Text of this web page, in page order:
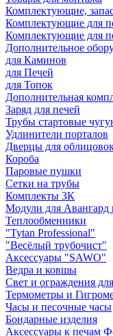
Комплектующие,
Комплектующие для
Комплектующие для
Дополнительное
для Каминов
для Печей
для Топок
Дополнительная
Заряд для печей
Трубы стартовые
Удлинители порталов
Дверцы для
Короба
Паровые пушки
Сетки на трубы
Комплекты ЗК
Модули для Авангард
Теплообменники
"Tytan Professional"
"Весёлый трубочист"
Аксессуары "SAWO"
Ведра и ковшы
Свет и ограждения
Термометры и
Часы и песочные часы
Бондарные изделия
Аксессуары к печам